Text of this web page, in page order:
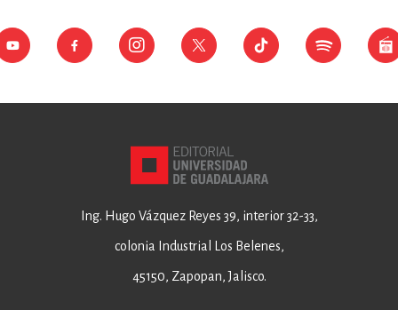
Ing. Hugo Vázquez Reyes 39, interior 32-33,
colonia Industrial Los Belenes,
45150, Zapopan, Jalisco.